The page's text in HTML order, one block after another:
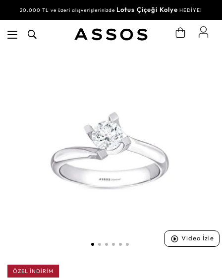
20.000 TL ve üzeri alışverişlerinizde Lotus Çiçeği Kolye HEDİYE!
Video İzle
ÖZEL İNDİRİM